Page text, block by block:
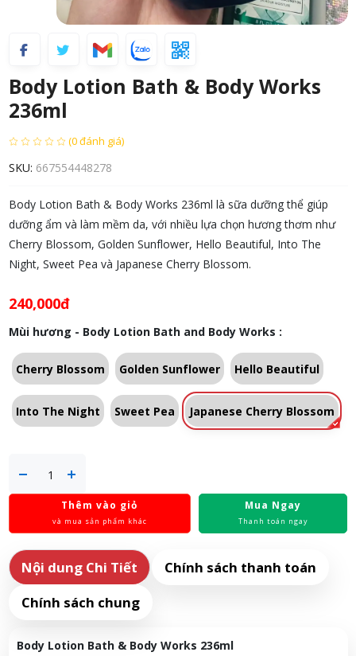
Body Lotion Bath & Body Works
236ml
(0 đánh giá)
SKU: 667554448278
Body Lotion Bath & Body Works 236ml là sữa dưỡng thể giúp
dưỡng ẩm và làm mềm da, với nhiều lựa chọn hương thơm như
Cherry Blossom, Golden Sunflower, Hello Beautiful, Into The
Night, Sweet Pea và Japanese Cherry Blossom.
240,000đ
Mùi hương - Body Lotion Bath and Body Works :
Cherry Blossom Golden Sunflower Hello Beautiful
Into The Night Sweet Pea Japanese Cherry Blossom
Thêm vào giỏ
và mua sản phẩm khác
Mua Ngay
Thanh toán ngay
Nội dung Chi Tiết
Chính sách thanh toán
Chính sách chung
Body Lotion Bath & Body Works 236ml